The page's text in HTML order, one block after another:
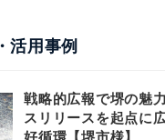
活用事例
戦略的広報で堺の魅
スリリースを起点に